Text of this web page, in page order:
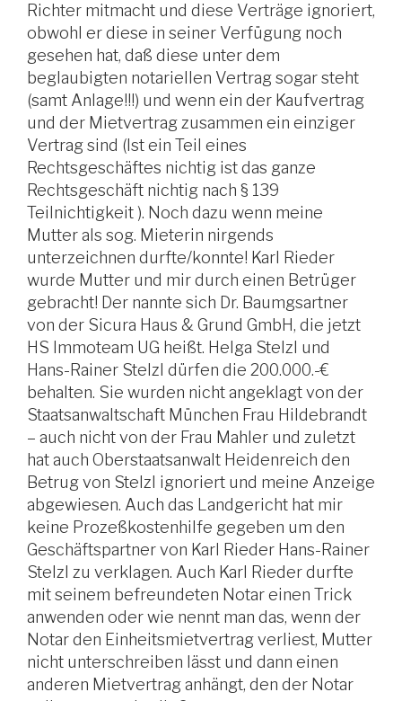
Richter mitmacht und diese Verträge ignoriert,
obwohl er diese in seiner Verfügung noch
gesehen hat, daß diese unter dem
beglaubigten notariellen Vertrag sogar steht
(samt Anlage!!!) und wenn ein der Kaufvertrag
und der Mietvertrag zusammen ein einziger
Vertrag sind (Ist ein Teil eines
Rechtsgeschäftes nichtig ist das ganze
Rechtsgeschäft nichtig nach § 139
Teilnichtigkeit ). Noch dazu wenn meine
Mutter als sog. Mieterin nirgends
unterzeichnen durfte/konnte! Karl Rieder
wurde Mutter und mir durch einen Betrüger
gebracht! Der nannte sich Dr. Baumgsartner
von der Sicura Haus & Grund GmbH, die jetzt
HS Immoteam UG heißt. Helga Stelzl und
Hans-Rainer Stelzl dürfen die 200.000.-€
behalten. Sie wurden nicht angeklagt von der
Staatsanwaltschaft München Frau Hildebrandt
– auch nicht von der Frau Mahler und zuletzt
hat auch Oberstaatsanwalt Heidenreich den
Betrug von Stelzl ignoriert und meine Anzeige
abgewiesen. Auch das Landgericht hat mir
keine Prozeßkostenhilfe gegeben um den
Geschäftspartner von Karl Rieder Hans-Rainer
Stelzl zu verklagen. Auch Karl Rieder durfte
mit seinem befreundeten Notar einen Trick
anwenden oder wie nennt man das, wenn der
Notar den Einheitsmietvertrag verliest, Mutter
nicht unterschreiben lässt und dann einen
anderen Mietvertrag anhängt, den der Notar